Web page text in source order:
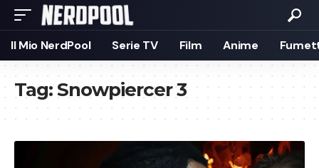
Il Mio NerdPool Serie TV Film Anime
Tag:Snowpiercer 3